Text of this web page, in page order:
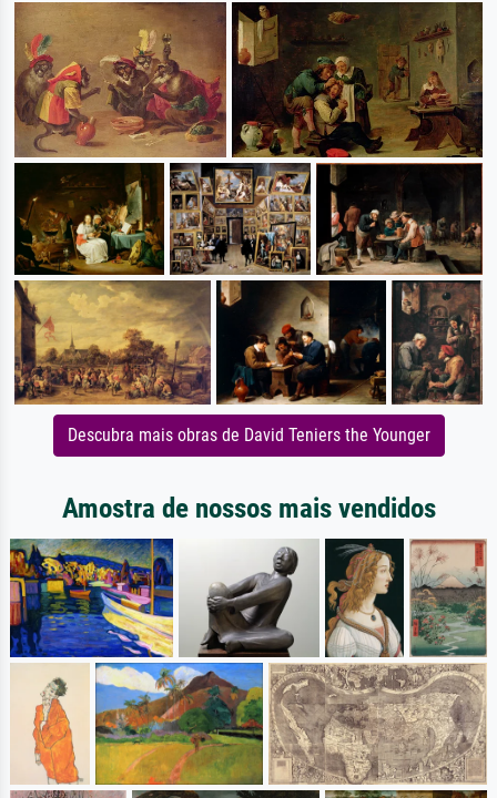
Descubra mais obras de David Teniers the Younger
Amostra de nossos mais vendidos